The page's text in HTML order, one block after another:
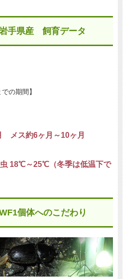
手県産 飼育データ
の期間】
メス約6ヶ月～10ヶ月
18℃～25℃（冬季は低温下で
個体へのこだわり